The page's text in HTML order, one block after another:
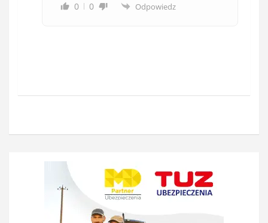
0
0 Odpowiedz